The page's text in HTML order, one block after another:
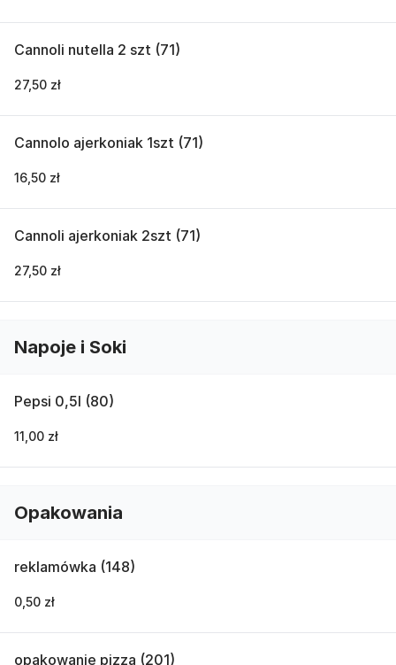
Cannoli nutella 2 szt (71)
27,50 zł
Cannolo ajerkoniak 1szt (71)
16,50 zł
Cannoli ajerkoniak 2szt (71)
27,50 zł
Napoje i Soki
Pepsi 0,5l (80)
11,00 zł
Opakowania
reklamówka (148)
0,50 zł
opakowanie pizza (201)